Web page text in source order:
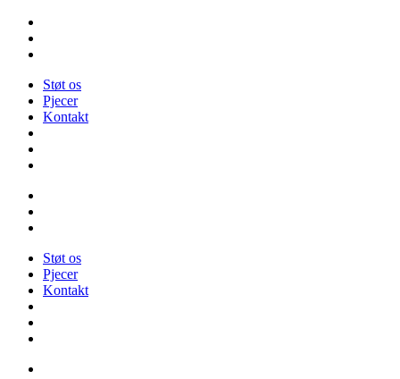
Videre
indhold
Støt os
Pjecer
Kontakt
Støt os
Pjecer
Kontakt